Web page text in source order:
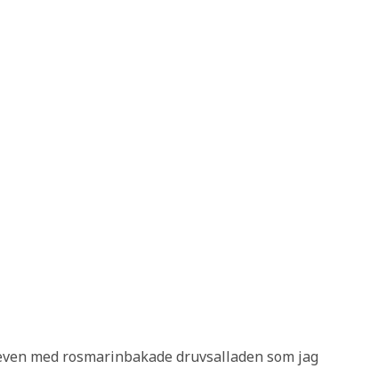
med rosmarinbakade druvsalladen som jag